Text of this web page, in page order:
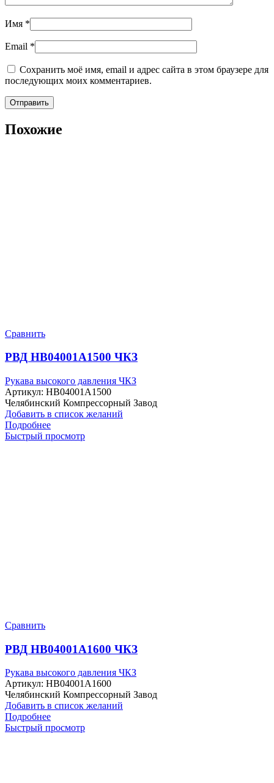
Имя *
Email *
Сохранить моё имя, email и адрес сайта в этом браузере для
последующих моих комментариев.
Похожие
Сравнить
РВД HB04001A1500 ЧКЗ
Рукава высокого давления ЧКЗ
Артикул: HB04001A1500
Челябинский Компрессорный Завод
Добавить в список желаний
Подробнее
Быстрый просмотр
Сравнить
РВД HB04001A1600 ЧКЗ
Рукава высокого давления ЧКЗ
Артикул: HB04001A1600
Челябинский Компрессорный Завод
Добавить в список желаний
Подробнее
Быстрый просмотр